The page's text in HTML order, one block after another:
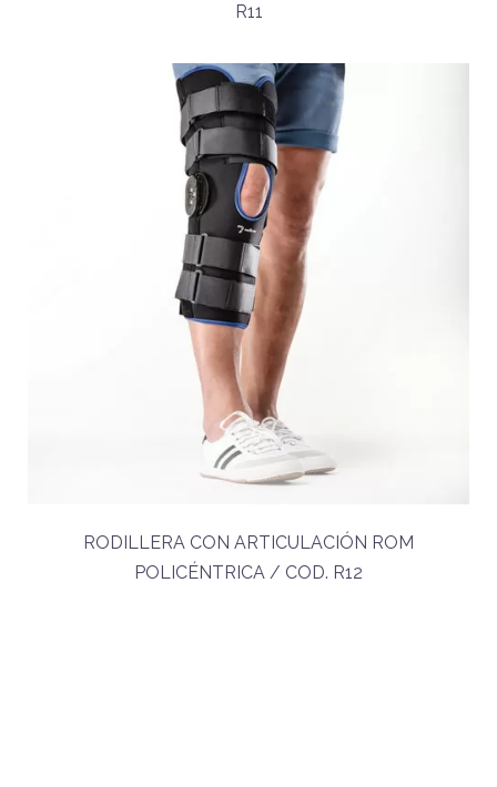
R11
RODILLERA CON ARTICULACIÓN ROM
POLICÉNTRICA / COD. R12